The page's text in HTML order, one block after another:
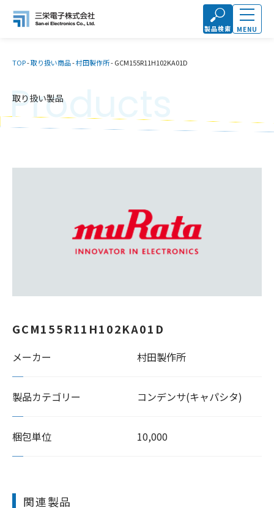
製品検索 MENU
TOP-取り扱い商品-村田製作所-GCM155R11H102KA01D
取り扱い製品
Products
GCM155R11H102KA01D
メーカー 村田製作所
製品カテゴリー コンデンサ(キャパシタ)
梱包単位 10,000
関連製品